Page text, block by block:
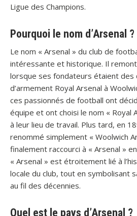
Ligue des Champions.
Pourquoi le nom d’Arsenal ?
Le nom « Arsenal » du club de
intéressante et historique. Il
lorsque ses fondateurs étaient des
d’armement Royal Arsenal à
ces passionnés de football ont
équipe et ont choisi le nom « Royal
à leur lieu de travail. Plus tard, en
renommé simplement « Woolwich
finalement raccourci à « Arsenal »
« Arsenal » est étroitement lié à
locale du club, tout en symbolisant
au fil des décennies.
Quel est le pays d’Arsenal ?